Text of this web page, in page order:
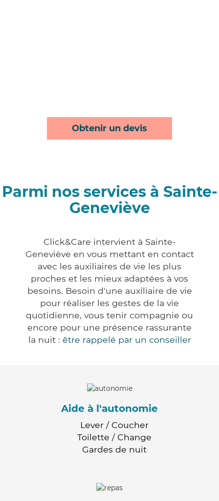
Obtenir un devis
Parmi nos services à Sainte-
Geneviève
Click&Care intervient à Sainte-
Geneviève en vous mettant en contact
avec les auxiliaires de vie les plus
proches et les mieux adaptées à vos
besoins. Besoin d'une auxiliaire de vie
pour réaliser les gestes de la vie
quotidienne, vous tenir compagnie ou
encore pour une présence rassurante
la nuit : être rappelé par un conseiller
Aide à l'autonomie
Lever / Coucher
Toilette / Change
Gardes de nuit